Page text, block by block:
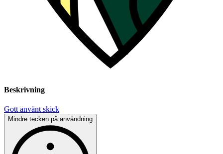
Beskrivning
Gott använt skick
Mindre tecken på användning